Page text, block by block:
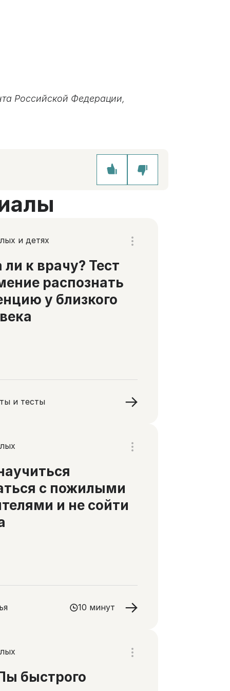
Российской Федерации,
и детях
к врачу? Тест
распознать
у близкого
и тесты
с пожилыми
и не сойти
10 минут
быстрого